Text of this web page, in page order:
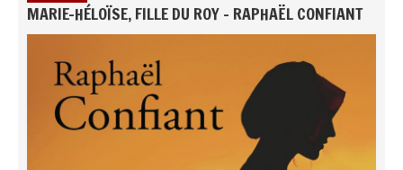
MARIE-HÉLOÏSE, FILLE DU ROY - RAPHAËL CONFIANT